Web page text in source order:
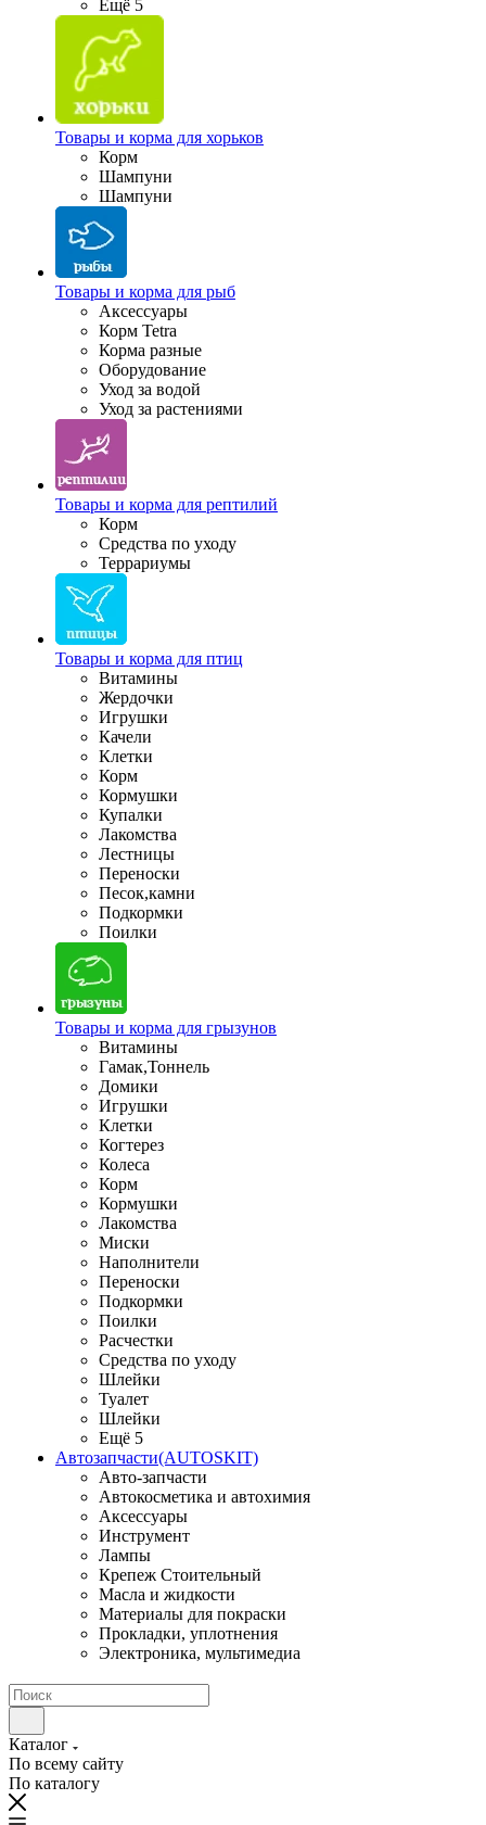
Ещё 5
Товары и корма для хорьков
Корм
Шампуни
Шампуни
Товары и корма для рыб
Аксессуары
Корм Tetra
Корма разные
Оборудование
Уход за водой
Уход за растениями
Товары и корма для рептилий
Корм
Средства по уходу
Террариумы
Товары и корма для птиц
Витамины
Жердочки
Игрушки
Качели
Клетки
Корм
Кормушки
Купалки
Лакомства
Лестницы
Переноски
Песок,камни
Подкормки
Поилки
Товары и корма для грызунов
Витамины
Гамак,Тоннель
Домики
Игрушки
Клетки
Когтерез
Колеса
Корм
Кормушки
Лакомства
Миски
Наполнители
Переноски
Подкормки
Поилки
Расчестки
Средства по уходу
Шлейки
Туалет
Шлейки
Ещё 5
Автозапчасти(AUTOSKIT)
Авто-запчасти
Автокосметика и автохимия
Аксессуары
Инструмент
Лампы
Крепеж Стоительный
Масла и жидкости
Материалы для покраски
Прокладки, уплотнения
Электроника, мультимедиа
Каталог
По всему сайту
По каталогу